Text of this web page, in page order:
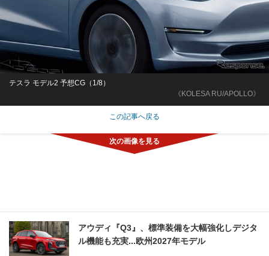
《KOLESA RU/APOLLO》
テスラ モデル2 予想CG（1/8）
この記事へ戻る
アウディ『Q3』、標準装備を大幅強化しデジタ
ル機能も充実...欧州2027年モデル